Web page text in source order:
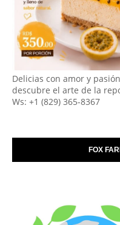
Delicias con amor y
descubre el arte de la
Ws: +1 (829) 365-8367
FOX